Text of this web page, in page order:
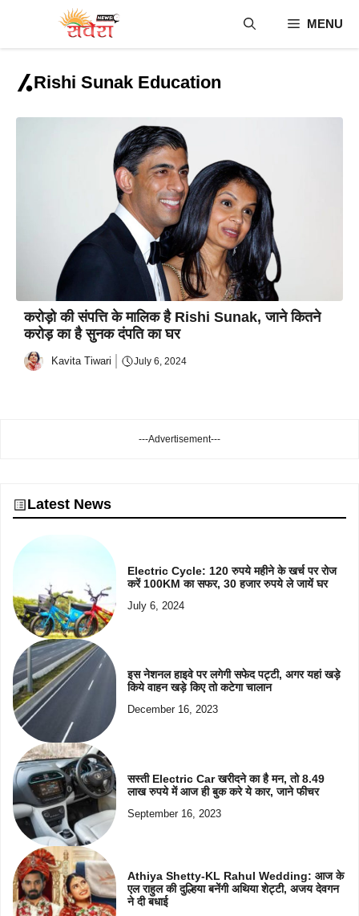
content
MENU
Rishi Sunak Education
करोड़ो की संपत्ति के मालिक है Rishi Sunak, जाने कितने
करोड़ का है सुनक दंपति का घर
Kavita Tiwari July 6, 2024
---Advertisement---
Latest News
Electric Cycle: 120 रुपये महीने के खर्च पर रोज
करें 100KM का सफर, 30 हजार रुपये ले जायें घर
July 6, 2024
इस नेशनल हाइवे पर लगेगी सफेद पट्टी, अगर यहां खड़े
किये वाहन खड़े किए तो कटेगा चालान
December 16, 2023
सस्ती Electric Car खरीदने का है मन, तो 8.49
लाख रुपये में आज ही बुक करे ये कार, जाने फीचर
September 16, 2023
Athiya Shetty-KL Rahul Wedding: आज के
एल राहुल की दुल्हिया बनेंगी अथिया शेट्टी, अजय देवगन
ने दी बधाई